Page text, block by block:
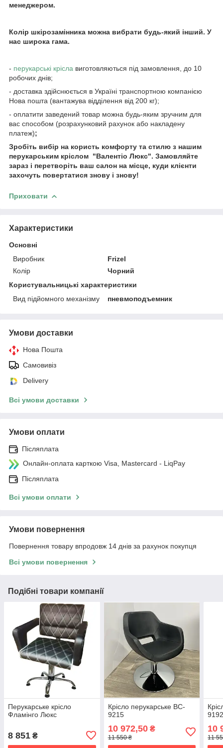
менеджером.
Колір шкірозамінника можна вибрати будь-який інший. У
нас широка гама.
- перукарські крісла виготовляються під замовлення, до 10
робочих днів;
- доставка здійснюється в Україні транспортною компанією
Нова пошта (вантажува відділення від 200 кг);
- оплатити заведений товар можна будь-яким зручним для
вас способом (розрахунковий рахунок або накладену
платеж);
Зробіть вибір на користь комфорту та стилю з нашим
перукарським кріслом "Валентіо Люкс". Замовляйте
зараз і перетворіть ваш салон на місце, куди клієнти
захочуть повертатися знову і знову!
Приховати
Характеристики
Основні
Виробник
Frizel
Колір
Чорний
Користувальницькі характеристики
Вид підйомного механізму
пневмоподъемник
Умови доставки
Нова Пошта
Самовивіз
Delivery
Всі умови доставки
Умови оплати
Післяплата
Онлайн-оплата карткою Visa, Mastercard - LiqPay
Післяплата
Всі умови оплати
Умови повернення
Повернення товару впродовж 14 днів за рахунок покупця
Всі умови повернення
Подібні товари компанії
Перукарське крісло
Фламінго Люкс
8 851 ₴
Крісло перукарське BC-
9215
10 972,50₴
11 550 ₴
10
11